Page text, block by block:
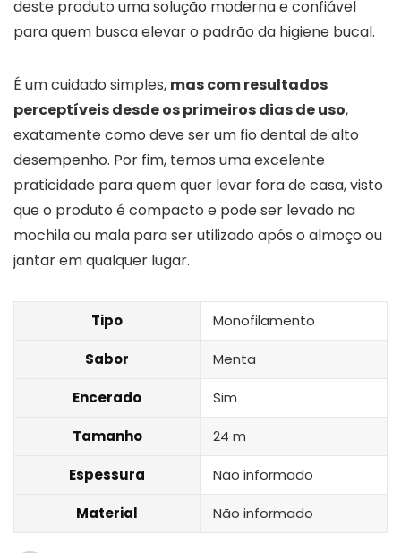
deste produto uma solução moderna e confiável
para quem busca elevar o padrão da higiene bucal.
É um cuidado simples, mas com resultados
perceptíveis desde os primeiros dias de uso,
exatamente como deve ser um fio dental de alto
desempenho. Por fim, temos uma excelente
praticidade para quem quer levar fora de casa, visto
que o produto é compacto e pode ser levado na
mochila ou mala para ser utilizado após o almoço ou
jantar em qualquer lugar.
Tipo Monofilamento
Sabor Menta
Encerado Sim
Tamanho 24 m
Espessura Não informado
Material Não informado